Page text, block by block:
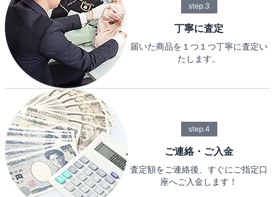
step.3
丁寧に査定
届いた商品を１つ１つ丁寧に査定い
たします。
step.4
ご連絡・ご入金
査定額をご連絡後、すぐにご指定口
座へご入金します！